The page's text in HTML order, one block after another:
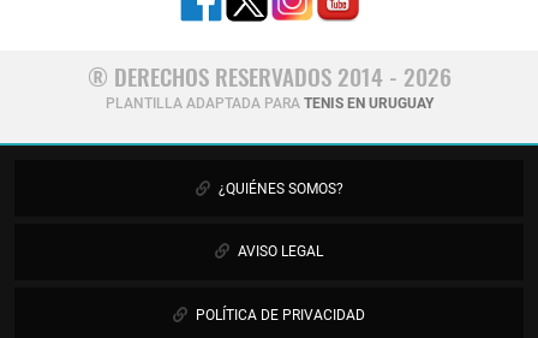
® DERECHOS RESERVADOS 2014 - 2026
PLANTILLA ADAPTADA PARA TENIS EN URUGUAY
¿QUIÉNES SOMOS?
AVISO LEGAL
POLÍTICA DE PRIVACIDAD